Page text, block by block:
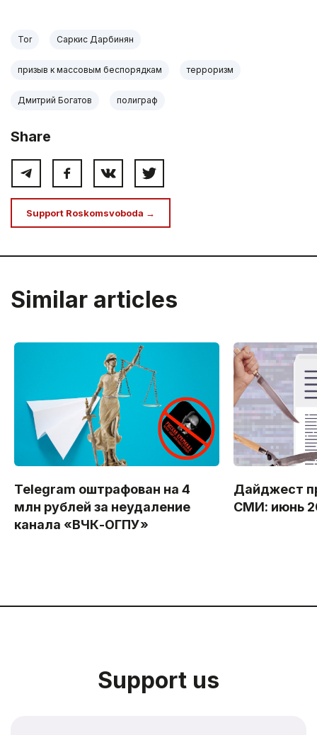
Tor Саркис Дарбинян
призыв к массовым беспорядкам терроризм
Дмитрий Богатов полиграф
Share
Support Roskomsvoboda →
Similar articles
Telegram оштрафован на 4
млн рублей за неудаление
канала «ВЧК-ОГПУ»
Дайджест
СМИ: июнь
Support us